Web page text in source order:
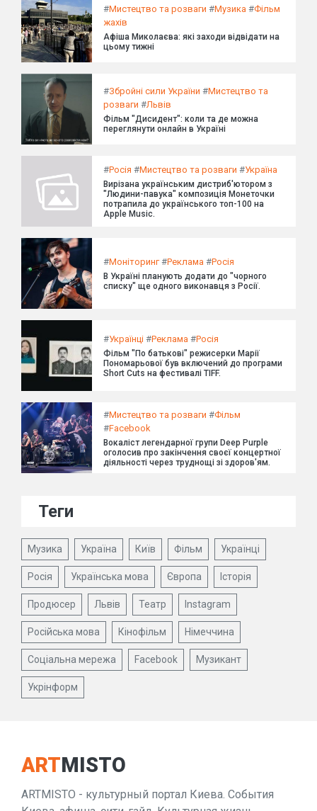
#Мистецтво та розваги #Музика #Фільм
жахів
Афіша Миколаєва: які заходи відвідати на
цьому тижні
#Збройні сили України #Мистецтво та
розваги #Львів
Фільм "Дисидент": коли та де можна
переглянути онлайн в Україні
#Росія #Мистецтво та розваги #Україна
Вирізана українським дистриб'ютором з
"Людини-павука" композиція Монеточки
потрапила до українського топ-100 на
Apple Music.
#Моніторинг#Реклама #Росія
В Україні планують додати до "чорного
списку" ще одного виконавця з Росії.
#Українці #Реклама #Росія
Фільм "По батькові" режисерки Марії
Пономарьової був включений до програми
Short Cuts на фестивалі TIFF.
#Мистецтво та розваги #Фільм
#Facebook
Вокаліст легендарної групи Deep Purple
оголосив про закінчення своєї концертної
діяльності через труднощі зі здоров'ям.
Теги
Музика Україна Київ Фільм Українці
Росія Українська мова Європа Історія
Продюсер Львів Театр Instagram
Російська мова Кінофільм Німеччина
Соціальна мережа Facebook Музикант
Укрінформ
ARTMISTO
ARTMISTO - культурный портал Киева. События